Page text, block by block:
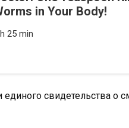
in Your Body!
25 min
свидетельства о